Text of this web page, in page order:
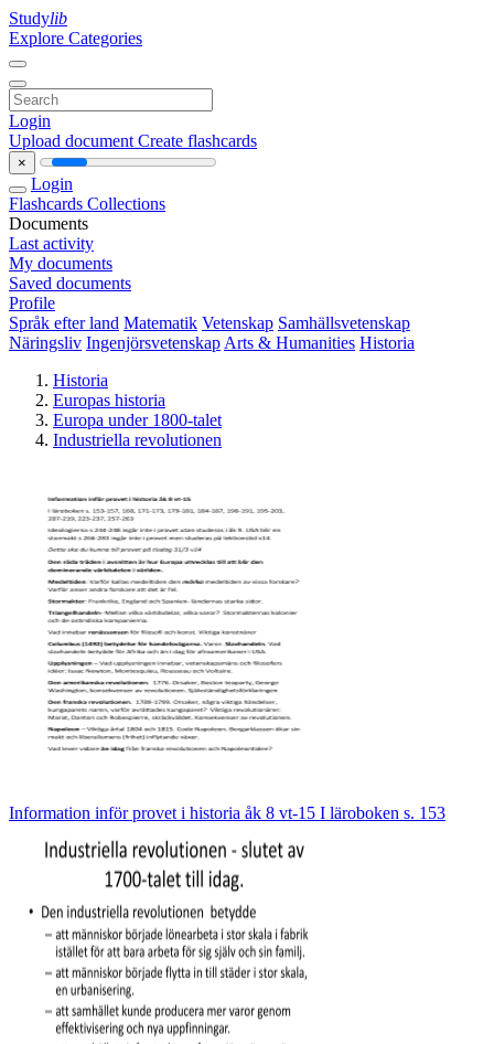
Studylib
Explore Categories
Login
Upload document Create flashcards
×
Login
Flashcards Collections
Documents
Last activity
My documents
Saved documents
Profile
Språk efter land Matematik Vetenskap Samhällsvetenskap
Näringsliv Ingenjörsvetenskap Arts & Humanities Historia
Historia
Europas historia
Europa under 1800-talet
Industriella revolutionen
Information inför provet i historia åk 8 vt-15 I läroboken s. 153